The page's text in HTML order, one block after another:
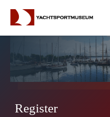
Register